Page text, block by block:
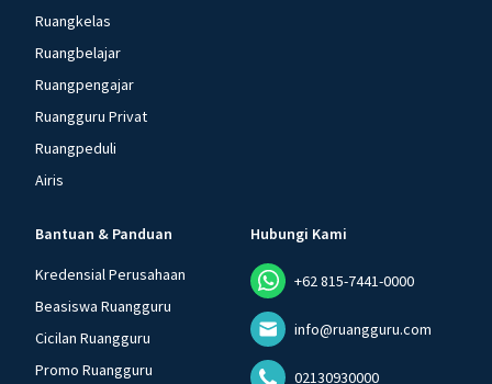
Ruangkelas
Ruangbelajar
Ruangpengajar
Ruangguru Privat
Ruangpeduli
Airis
Bantuan & Panduan
Kredensial Perusahaan
Beasiswa Ruangguru
Cicilan Ruangguru
Promo Ruangguru
Hubungi Kami
+62 815-7441-0000
info@ruangguru.com
02130930000